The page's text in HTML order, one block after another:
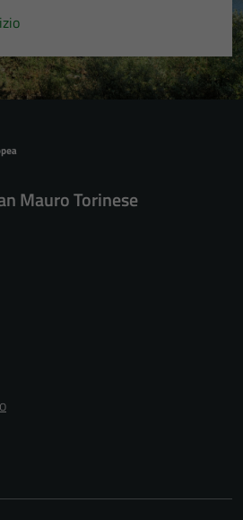
Mauro Torinese